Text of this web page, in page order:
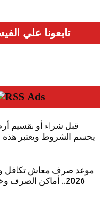
تابعونا علي
Ads
قبل شراء أو تقسيم
يحسم الشروط ويعتبر هذه
موعد صرف معاش تكافل
2026.. أماكن الصرف